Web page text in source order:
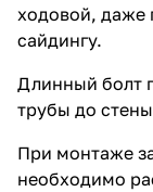
ходовой, даже
сайдингу.
Длинный болт
трубы до
При монтаже
необходимо